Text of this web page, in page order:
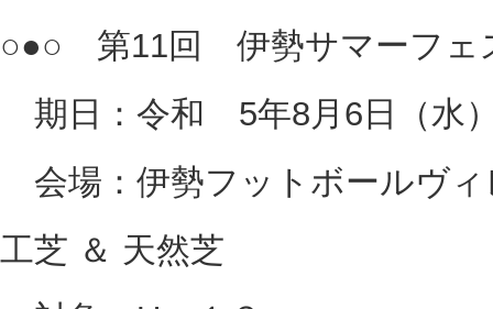
○●○ 第11回 伊勢サマーフェ
期日：令和 5年8月6日（水
会場：伊勢フットボールヴ
工芝 ＆ 天然芝